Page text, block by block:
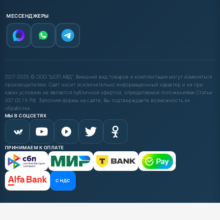
МЕССЕНДЖЕРЫ
2017-2025 © ООО "ШОП АВД". Внешний вид товаров и комплектация могут изменяться
производителем. Сайт носит исключительно информационный характер и ни при
каких условиях не является публичной офертой, определяемой положениями Статьи
437 (2) ГК РФ. Заполняя формы на сайте, Вы подтверждаете возможность их
обработки.
МЫ В СОЦСЕТЯХ
ПРИНИМАЕМ К ОПЛАТЕ
С НДС